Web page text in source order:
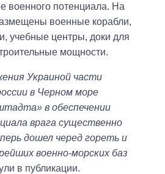
военного потенциала. На
военные корабли,
учебные центры, доки для
мощности.
Украиной части
в Черном море
в обеспечении
врага существенно
дошел черед гореть и
военно-морских баз
в публикации.